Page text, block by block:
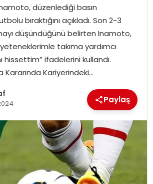
düzenlediği basın
bıraktığını açıkladı. Son 2-3
düşündüğünü belirten Inamoto,
takıma yardımcı
hissettim” ifadelerini kullandı.
Kararında Kariyerindeki…
Paylaş